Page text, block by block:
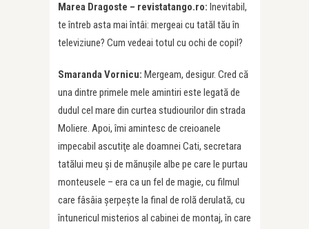
Marea Dragoste – revistatango.ro: Inevitabil,
te întreb asta mai întâi: mergeai cu tatăl tău în
televiziune? Cum vedeai totul cu ochi de copil?
Smaranda Vornicu: Mergeam, desigur. Cred că
una dintre primele mele amintiri este legată de
dudul cel mare din curtea studiourilor din strada
Moliere. Apoi, îmi amintesc de creioanele
impecabil ascutiţe ale doamnei Cati, secretara
tatălui meu şi de mănuşile albe pe care le purtau
monteusele – era ca un fel de magie, cu filmul
care fâsâia şerpeşte la final de rolă derulată, cu
întunericul misterios al cabinei de montaj, în care